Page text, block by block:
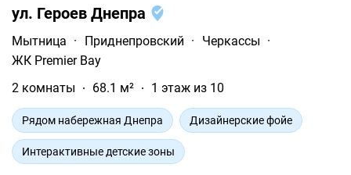
ул. Героев Днепра
Мытница · Приднепровский · Черкассы ·
ЖК Premier Bay
2 комнаты
68.1 м² 1 этаж из 10
Рядом набережная Днепра Дизайнерские фойе
Интерактивные детские зоны